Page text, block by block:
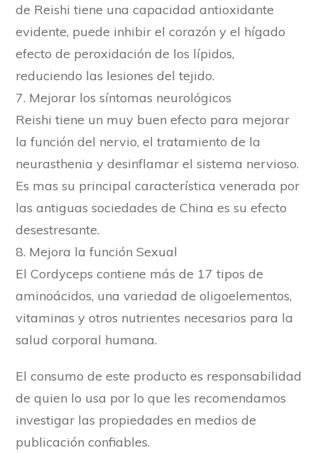
de Reishi tiene una capacidad antioxidante
evidente, puede inhibir el corazón y el hígado
efecto de peroxidación de los lípidos,
reduciendo las lesiones del tejido.
7. Mejorar los síntomas neurológicos
Reishi tiene un muy buen efecto para mejorar
la función del nervio, el tratamiento de la
neurasthenia y desinflamar el sistema nervioso.
Es mas su principal característica venerada por
las antiguas sociedades de China es su efecto
desestresante.
8. Mejora la función Sexual
El Cordyceps contiene más de 17 tipos de
aminoácidos, una variedad de oligoelementos,
vitaminas y otros nutrientes necesarios para la
salud corporal humana.
El consumo de este producto es responsabilidad
de quien lo usa por lo que les recomendamos
investigar las propiedades en medios de
publicación confiables.